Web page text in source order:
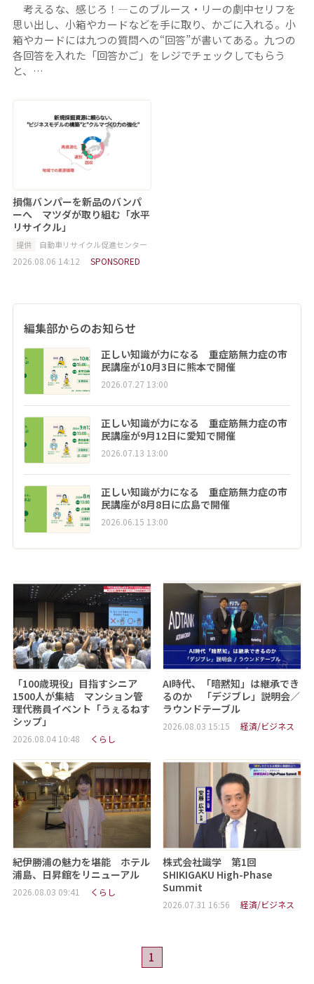
考えるな、感じろ！―このブルース・リーの劇中セリフを
思い出し、小箱やカードなどを手に取り、かごに入れる。小
箱やカードには九つの質問への“回答”が書いてある。九つの
各回答を入れた「回答かご」をレジでチェックしてもらう
と、…
損傷バンパーを新品のバンパ
ーへ マツダが取り組む「水平
リサイクル」
提供 自動車リサイクル促進センター
2026.08.06 14:12 SPONSORED
編集部からのお知らせ
正しい知識が力になる 重症筋無力症の市
民講座が10月3日に熊本で開催
2026.07.27 13:00
正しい知識が力になる 重症筋無力症の市
民講座が9月12日に愛知で開催
2026.07.13 13:00
正しい知識が力になる 重症筋無力症の市
民講座が8月8日に広島で開催
2026.06.15 13:00
「100歳現役」目指すシニア
1500人が集結 マンション管
理代務員イベント「うぇるねす
シップ」
2026.08.04 10:48 くらし
AI時代、「暗黙知」は継承でき
るのか 「デジブレ」説明会／
ラウンドテーブル
2026.08.03 15:15 経済/ビジネス
紀伊勝浦の魅力を堪能 ホテル
浦島、日昇館をリニューアル
2026.08.03 09:41 くらし
株式会社識学 第1回
SHIKIGAKU High-Phase
Summit
2026.07.31 16:56 経済/ビジネス
1